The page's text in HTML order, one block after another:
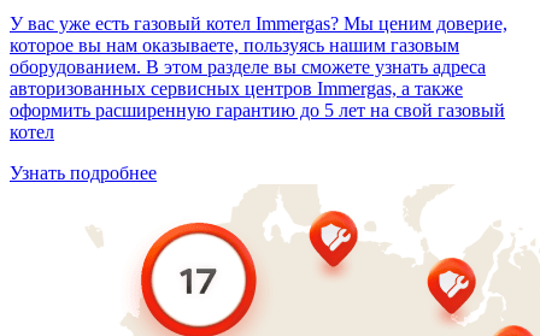
У вас уже есть газовый котел Immergas? Мы ценим доверие,
которое вы нам оказываете, пользуясь нашим газовым
оборудованием. В этом разделе вы сможете узнать адреса
авторизованных сервисных центров Immergas, а также
оформить расширенную гарантию до 5 лет на свой газовый
котел
Узнать подробнее